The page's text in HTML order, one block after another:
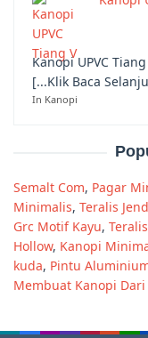
Kanopi UPVC
[...Klik Baca
In Kanopi
Semalt Com, Pagar
Minimalis, Teralis
Grc Motif Kayu,
Hollow, Kanopi
kuda, Pintu
Membuat Kanopi